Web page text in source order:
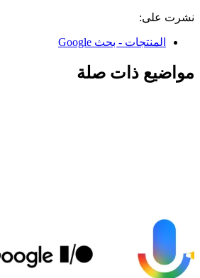
نشرت على:
المنتجات - بحث Google
مواضيع ذات صلة